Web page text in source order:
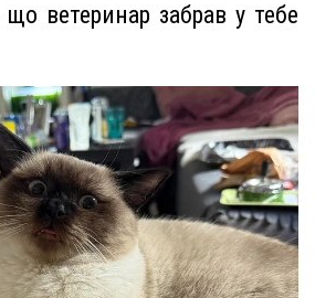
що ветеринар забрав у тебе